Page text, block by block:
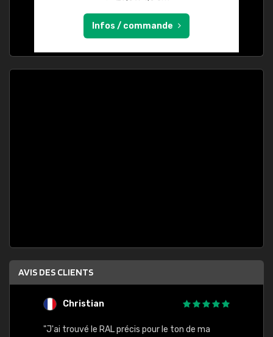
Infos / commande
AVIS DES CLIENTS
Christian
"J'ai trouvé le RAL précis pour le ton de ma